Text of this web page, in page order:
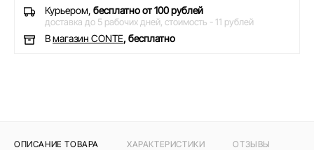
Курьером, бесплатно от 100 рублей
доставка до 5 рабочих дней, стоимость - 11 рублей
Вмагазин CONTE, бесплатно
ОПИСАНИЕ ТОВАРА ХАРАКТЕРИСТИКИ ОТЗЫВЫ